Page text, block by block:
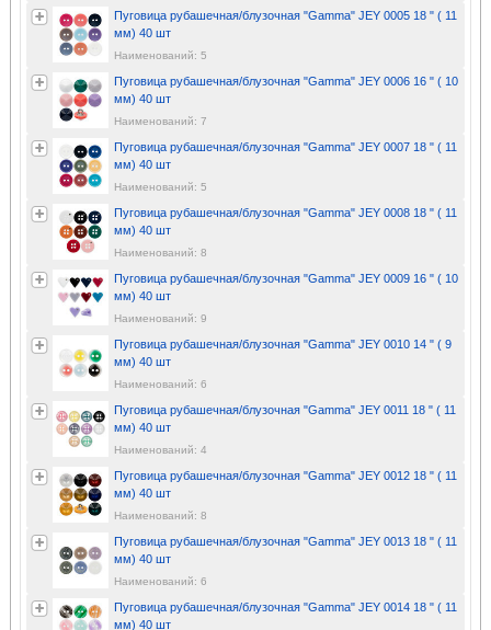
Пуговица рубашечная/блузочная "Gamma" JEY 0005 18 " ( 11
мм) 40 шт
Наименований: 5
Пуговица рубашечная/блузочная "Gamma" JEY 0006 16 " ( 10
мм) 40 шт
Наименований: 7
Пуговица рубашечная/блузочная "Gamma" JEY 0007 18 " ( 11
мм) 40 шт
Наименований: 5
Пуговица рубашечная/блузочная "Gamma" JEY 0008 18 " ( 11
мм) 40 шт
Наименований: 8
Пуговица рубашечная/блузочная "Gamma" JEY 0009 16 " ( 10
мм) 40 шт
Наименований: 9
Пуговица рубашечная/блузочная "Gamma" JEY 0010 14 " ( 9
мм) 40 шт
Наименований: 6
Пуговица рубашечная/блузочная "Gamma" JEY 0011 18 " ( 11
мм) 40 шт
Наименований: 4
Пуговица рубашечная/блузочная "Gamma" JEY 0012 18 " ( 11
мм) 40 шт
Наименований: 8
Пуговица рубашечная/блузочная "Gamma" JEY 0013 18 " ( 11
мм) 40 шт
Наименований: 6
Пуговица рубашечная/блузочная "Gamma" JEY 0014 18 " ( 11
мм) 40 шт